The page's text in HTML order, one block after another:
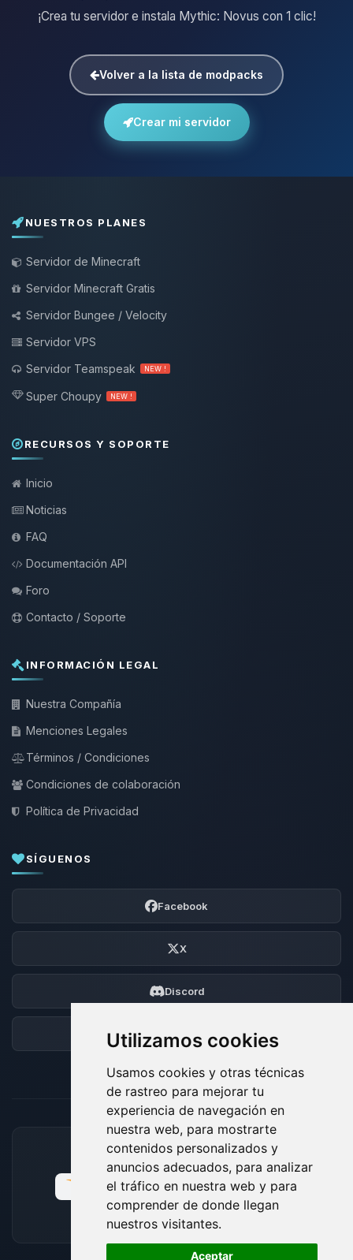
Utilizamos cookies
Usamos cookies y otras técnicas
de rastreo para mejorar tu
experiencia de navegación en
nuestra web, para mostrarte
contenidos personalizados y
anuncios adecuados, para analizar
el tráfico en nuestra web y para
comprender de donde llegan
nuestros visitantes.
Aceptar
¡Crea tu servidor e instala Mythic: Novus con 1 clic!
Volver a la lista de modpacks
Crear mi servidor
NUESTROS PLANES
Servidor de Minecraft
Servidor Minecraft Gratis
Servidor Bungee / Velocity
Servidor VPS
Servidor Teamspeak
NEW !
Super Choupy NEW !
RECURSOS Y SOPORTE
Inicio
Noticias
FAQ
Documentación API
Foro
Contacto / Soporte
INFORMACIÓN LEGAL
Nuestra Compañía
Menciones Legales
Términos / Condiciones
Condiciones de colaboración
Política de Privacidad
SÍGUENOS
Facebook
X
Discord
Foro
MÉTODOS DE PAGO ACEPTADOS
🍪